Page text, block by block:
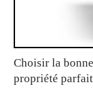
Choisir la
propriété